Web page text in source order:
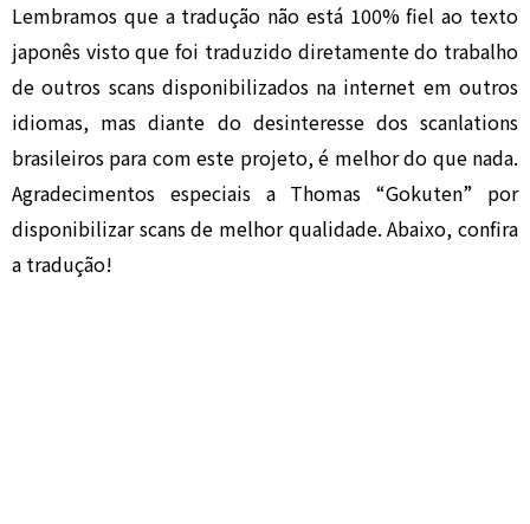
Lembramos que a tradução não está 100% fiel ao texto
japonês visto que foi traduzido diretamente do trabalho
de outros scans disponibilizados na internet em outros
idiomas, mas diante do desinteresse dos scanlations
brasileiros para com este projeto, é melhor do que nada.
Agradecimentos especiais a Thomas “Gokuten” por
disponibilizar scans de melhor qualidade. Abaixo, confira
a tradução!